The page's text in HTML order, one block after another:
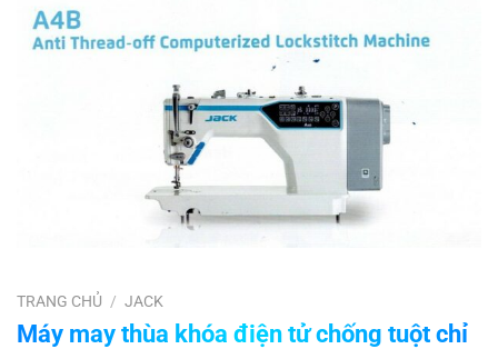
TRANG CHỦ / JACK
Máy may thùa khóa điện tử chống tuột chỉ